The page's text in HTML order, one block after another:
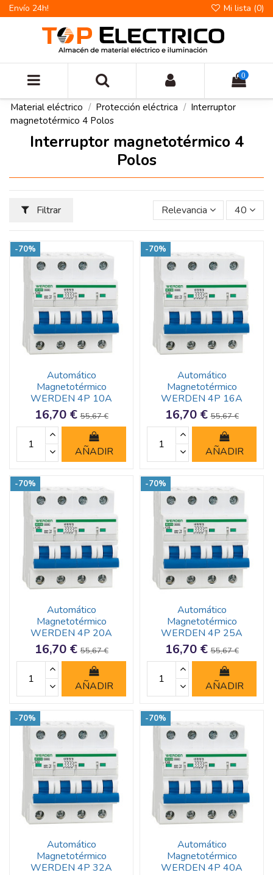
Envío 24h! Mi lista (0)
0
Material eléctrico Protección eléctrica
Interruptor
magnetotérmico 4 Polos
Interruptor magnetotérmico 4
Polos
Filtrar Relevancia 40
-70%
Automático
Magnetotérmico
WERDEN 4P 10A
16,70 €55,67 €
AÑADIR
-70%
Automático
Magnetotérmico
WERDEN 4P 16A
16,70 €55,67 €
AÑADIR
-70%
Automático
Magnetotérmico
WERDEN 4P 20A
16,70 €55,67 €
AÑADIR
-70%
Automático
Magnetotérmico
WERDEN 4P 25A
16,70 €55,67 €
AÑADIR
-70%
Automático
Magnetotérmico
WERDEN 4P 32A
-70%
Automático
Magnetotérmico
WERDEN 4P 40A